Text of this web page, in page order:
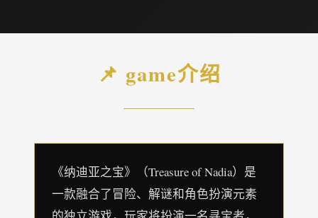
📌 game介绍
《纳迪亚之宝》（Treasure of Nadia）是
一款融合了冒险、解谜和角色扮演元素